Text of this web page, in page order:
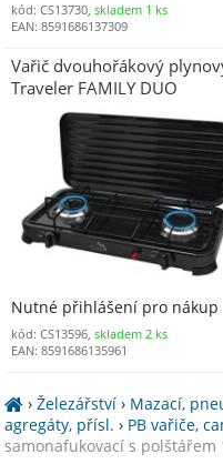
kód: CS13730, skladem 1 ks
EAN: 8591686137309
Vařič dvouhořákový
Traveler FAMILY DUO
Nutné přihlášení pro nákup
kód: CS13596, skladem 2 ks
EAN: 8591686135961
›Železářství › Mazací,
agregáty, přísl. › PB vařiče,
samonafukovací s polštářem